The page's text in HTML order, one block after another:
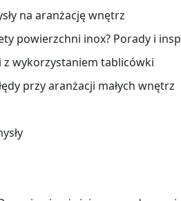
na aranżację wnętrz
powierzchni inox? Porady i
z wykorzystaniem tablicówki
przy aranżacji małych wnętrz